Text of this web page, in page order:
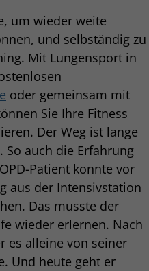
um wieder weite
und selbständig zu
Mit Lungensport in
oder gemeinsam mit
Sie Ihre Fitness
Der Weg ist lange
auch die Erfahrung
Patient konnte vor
aus der Intensivstation
Das musste der
wieder erlernen. Nach
es alleine von seiner
Und heute geht er